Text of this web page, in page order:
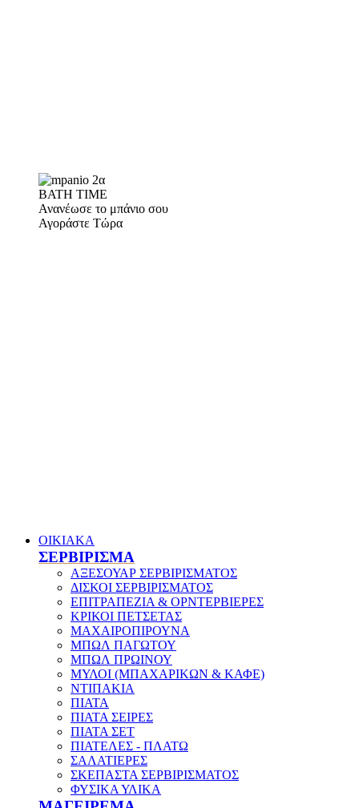
BATH TIME
Ανανέωσε το μπάνιο σου
Αγοράστε Τώρα
ΟΙΚΙΑΚΑ
ΣΕΡΒΙΡΙΣΜΑ
ΑΞΕΣΟΥΑΡ ΣΕΡΒΙΡΙΣΜΑΤΟΣ
ΔΙΣΚΟΙ ΣΕΡΒΙΡΙΣΜΑΤΟΣ
ΕΠΙΤΡΑΠΕΖΙΑ & ΟΡΝΤΕΡΒΙΕΡΕΣ
ΚΡΙΚΟΙ ΠΕΤΣΕΤΑΣ
ΜΑΧΑΙΡΟΠΙΡΟΥΝΑ
ΜΠΩΛ ΠΑΓΩΤΟΥ
ΜΠΩΛ ΠΡΩΙΝΟΥ
ΜΥΛΟΙ (ΜΠΑΧΑΡΙΚΩΝ & ΚΑΦΕ)
ΝΤΙΠΑΚΙΑ
ΠΙΑΤΑ
ΠΙΑΤΑ ΣΕΙΡΕΣ
ΠΙΑΤΑ ΣΕΤ
ΠΙΑΤΕΛΕΣ - ΠΛΑΤΩ
ΣΑΛΑΤΙΕΡΕΣ
ΣΚΕΠΑΣΤΑ ΣΕΡΒΙΡΙΣΜΑΤΟΣ
ΦΥΣΙΚΑ ΥΛΙΚΑ